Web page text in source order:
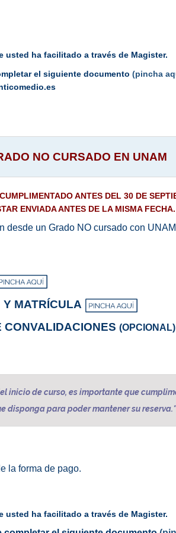
usted ha facilitado a través de Magister.
el siguiente documento (pincha
NO CURSADO EN UNAM
ANTES DEL 30 DE
ENVIADA ANTES DE LA MISMA FECHA.
desde un Grado NO cursado con
Y MATRÍCULA
CONVALIDACIONES (OPCIONAL)
inicio de curso, es importante que
disponga para poder mantener su
la forma de pago.
usted ha facilitado a través de Magister.